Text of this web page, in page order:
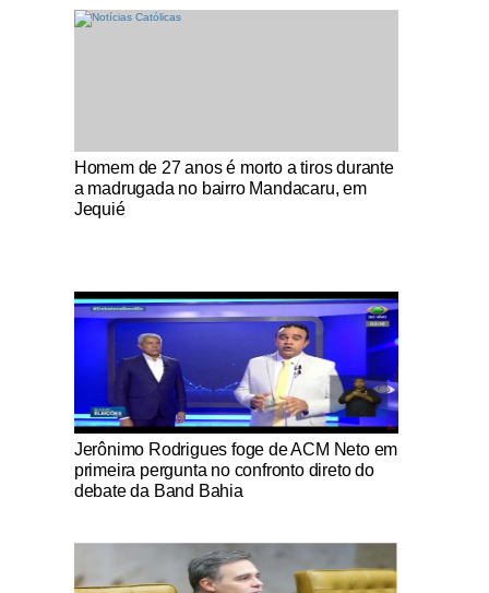
Notícias Católicas
Homem de 27 anos é morto a tiros durante
a madrugada no bairro Mandacaru, em
Jequié
Notícias Católicas
Jerônimo Rodrigues foge de ACM Neto em
primeira pergunta no confronto direto do
debate da Band Bahia